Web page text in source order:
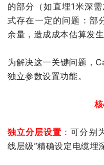
的部分（如直埋1米深需
式存在一定的问题：部
余量，造成成本估算发生
为解决这一关键问题，
独立参数设置功能。
独立分层设置 ：可分别
线层级”精确设定电缆埋